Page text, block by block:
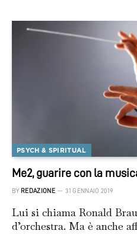
PSYCH & SPIRITUAL
Me2, guarire con la
BY REDAZIONE 31 GENNAIO 2019
Lui si chiama Ronald
d’orchestra. Ma è anche